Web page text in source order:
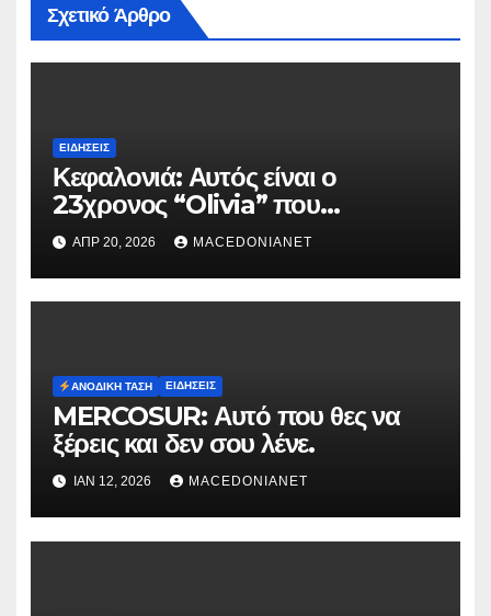
Σχετικό Άρθρο
ΕΙΔΉΣΕΙΣ
Κεφαλονιά: Αυτός είναι ο
23χρονος “Olivia” που
κατηγορείται για τον θάνατο της
Μυρτούς
ΑΠΡ 20, 2026 MACEDONIANET
ΑΝΟΔΙΚΉ ΤΆΣΗ ΕΙΔΉΣΕΙΣ
MERCOSUR: Αυτό που θες να
ξέρεις και δεν σου λένε.
ΙΑΝ 12, 2026 MACEDONIANET